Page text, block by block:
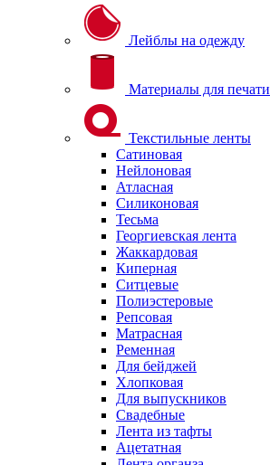
Лейблы на одежду
Материалы для печати
Текстильные ленты
Сатиновая
Нейлоновая
Атласная
Силиконовая
Тесьма
Георгиевская лента
Жаккардовая
Киперная
Ситцевые
Полиэстеровые
Репсовая
Матрасная
Ременная
Для бейджей
Хлопковая
Для выпускников
Свадебные
Лента из тафты
Ацетатная